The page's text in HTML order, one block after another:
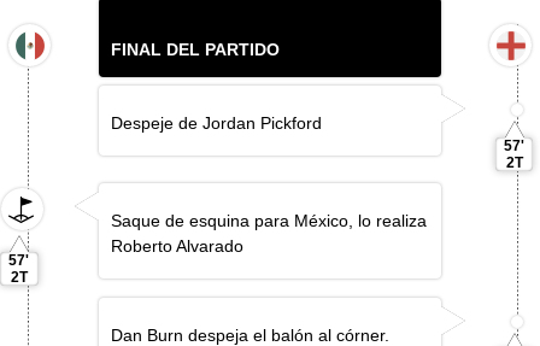
FINAL DEL PARTIDO
Despeje de Jordan Pickford
57'
2T
57'
2T
Saque de esquina para México, lo realiza
Roberto Alvarado
Dan Burn despeja el balón al córner.